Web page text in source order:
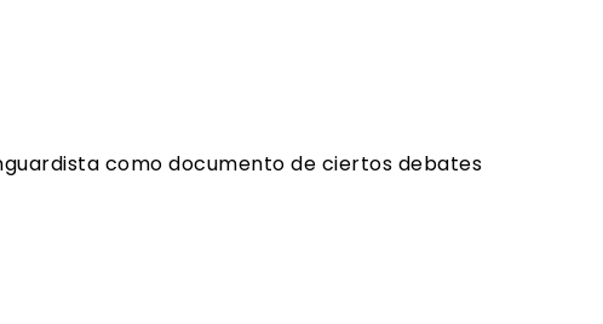
como documento de ciertos debates